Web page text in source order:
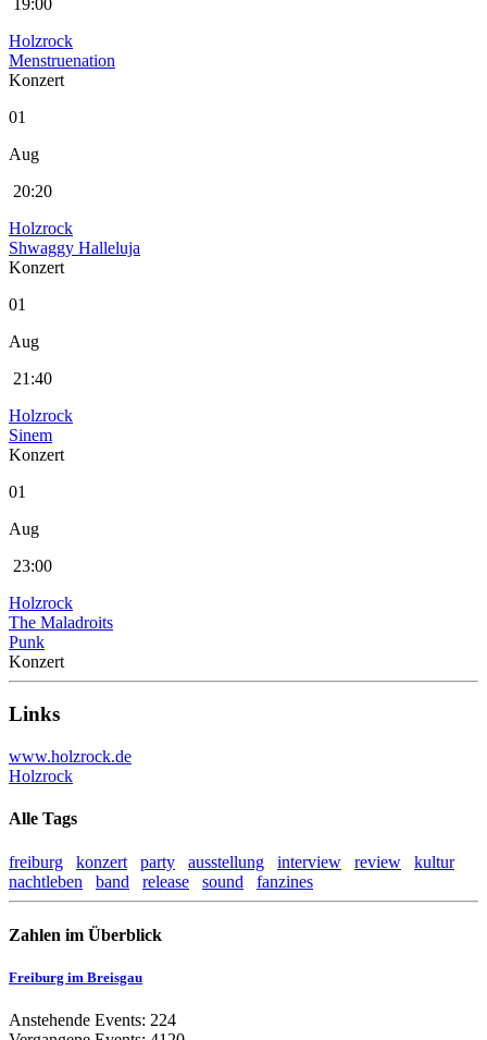
Holzrock
Menstruenation
Konzert
01
Aug
20:20
Holzrock
Shwaggy Halleluja
Konzert
01
Aug
21:40
Holzrock
Sinem
Konzert
01
Aug
23:00
Holzrock
The Maladroits
Punk
Konzert
Links
www.holzrock.de
Holzrock
Alle Tags
freiburg konzert party ausstellung interview review
kultur
nachtleben
band release sound fanzines
Zahlen im Überblick
Freiburg im Breisgau
Anstehende Events: 224